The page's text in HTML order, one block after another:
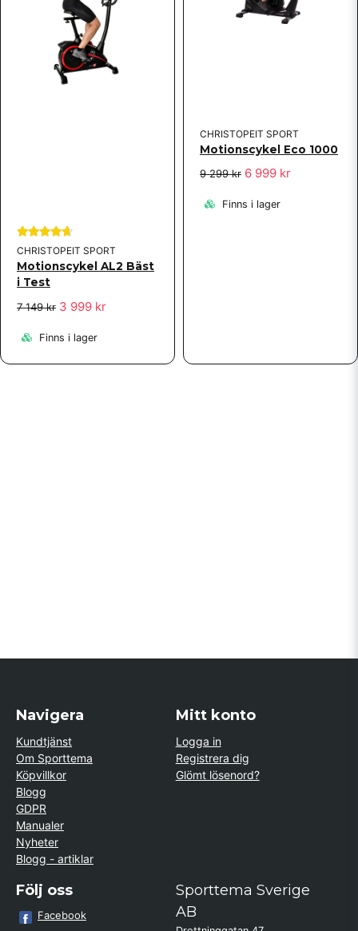
CHRISTOPEIT SPORT
Motionscykel AL2 Bäst
i Test
7 149 kr 3 999 kr
Finns i lager
CHRISTOPEIT SPORT
Motionscykel Eco 1000
9 299 kr 6 999 kr
Finns i lager
Navigera
Kundtjänst
Om Sporttema
Köpvillkor
Blogg
GDPR
Manualer
Nyheter
Blogg - artiklar
Mitt konto
Logga in
Registrera dig
Glömt lösenord?
Följ oss
Facebook
Sporttema Sverige
AB